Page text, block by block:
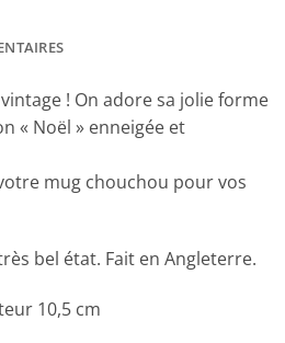
! On adore sa jolie forme
« Noël » enneigée et
mug chouchou pour vos
bel état. Fait en Angleterre.
10,5 cm